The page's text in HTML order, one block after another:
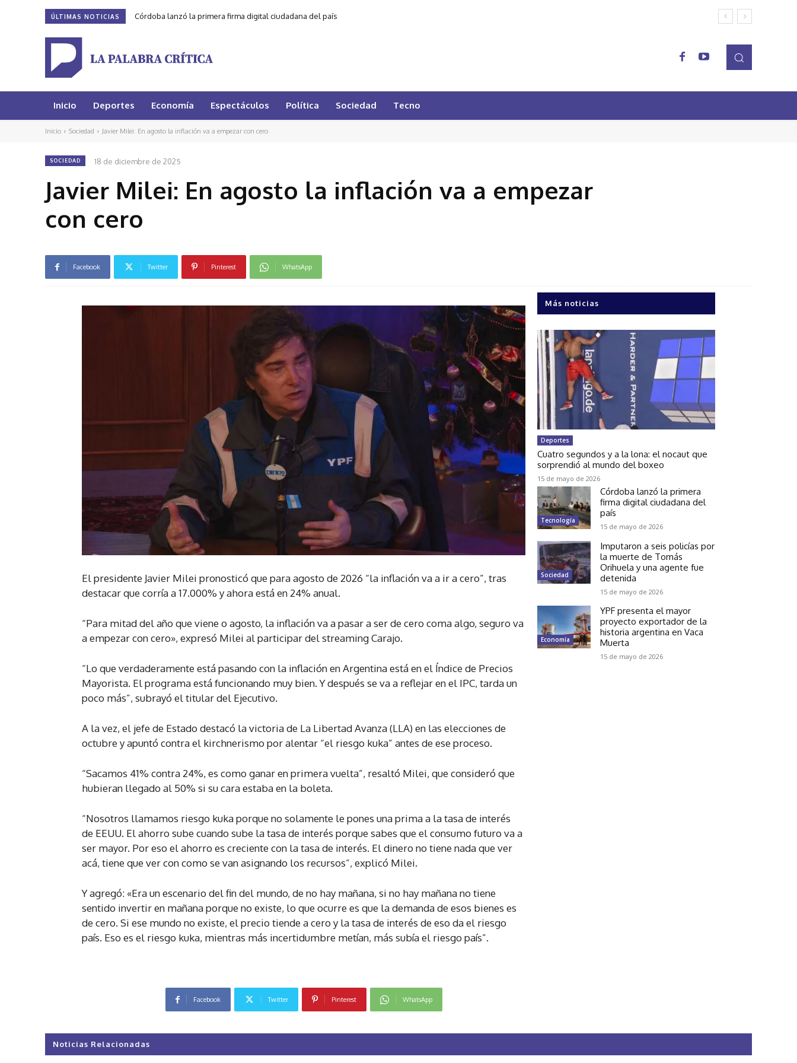
ÚLTIMAS NOTICIAS Córdoba lanzó la primera firma digital ciudadana del país
Inicio Deportes Economía Espectáculos Política Sociedad Tecno
Inicio Sociedad Javier Milei: En agosto la inflación va a empezar con cero
SOCIEDAD 18 de diciembre de 2025
Javier Milei: En agosto la inflación va a empezar
con cero
Facebook Twitter Pinterest WhatsApp
El presidente Javier Milei pronosticó que para agosto de 2026 “la inflación va a ir a cero”, tras
destacar que corría a 17.000% y ahora está en 24% anual.
“Para mitad del año que viene o agosto, la inflación va a pasar a ser de cero coma algo, seguro va
a empezar con cero», expresó Milei al participar del streaming Carajo.
“Lo que verdaderamente está pasando con la inflación en Argentina está en el Índice de Precios
Mayorista. El programa está funcionando muy bien. Y después se va a reflejar en el IPC, tarda un
poco más”, subrayó el titular del Ejecutivo.
A la vez, el jefe de Estado destacó la victoria de La Libertad Avanza (LLA) en las elecciones de
octubre y apuntó contra el kirchnerismo por alentar “el riesgo kuka” antes de ese proceso.
“Sacamos 41% contra 24%, es como ganar en primera vuelta”, resaltó Milei, que consideró que
hubieran llegado al 50% si su cara estaba en la boleta.
“Nosotros llamamos riesgo kuka porque no solamente le pones una prima a la tasa de interés
de EEUU. El ahorro sube cuando sube la tasa de interés porque sabes que el consumo futuro va a
ser mayor. Por eso el ahorro es creciente con la tasa de interés. El dinero no tiene nada que ver
acá, tiene que ver con como se van asignando los recursos”, explicó Milei.
Y agregó: «Era un escenario del fin del mundo, de no hay mañana, si no hay mañana no tiene
sentido invertir en mañana porque no existe, lo que ocurre es que la demanda de esos bienes es
de cero. Si ese mundo no existe, el precio tiende a cero y la tasa de interés de eso da el riesgo
país. Eso es el riesgo kuka, mientras más incertidumbre metían, más subía el riesgo país”.
Facebook Twitter Pinterest WhatsApp
Más noticias
Deportes
Cuatro segundos y a la lona: el nocaut que
sorprendió al mundo del boxeo
15 de mayo de 2026
Tecnología
Córdoba lanzó la primera
firma digital ciudadana del
país
15 de mayo de 2026
Sociedad
Imputaron a seis policías por
la muerte de Tomás
Orihuela y una agente fue
detenida
15 de mayo de 2026
Economía
YPF presenta el mayor
proyecto exportador de la
historia argentina en Vaca
Muerta
15 de mayo de 2026
Noticias Relacionadas